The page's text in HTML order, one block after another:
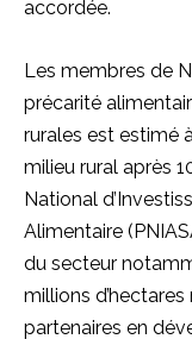
accordée.
Les membres de
précarité
rurales est estimé
milieu rural après
National
Alimentaire
du secteur
millions d’hectares
partenaires en